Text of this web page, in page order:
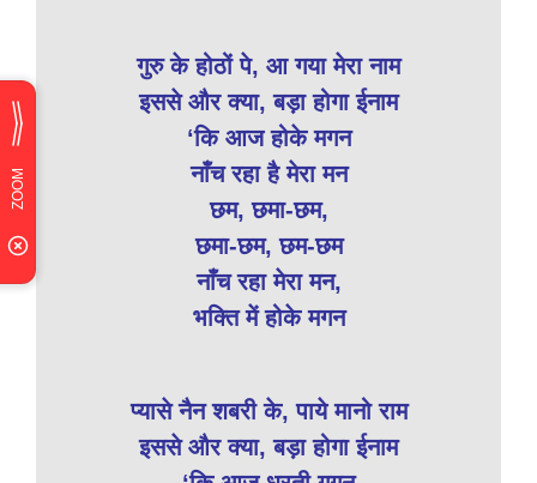
गुरु के होठों पे, आ गया मेरा नाम
इससे और क्या, बड़ा होगा ईनाम
‘कि आज होके मगन
नाँच रहा है मेरा मन
छम, छमा-छम,
छमा-छम, छम-छम
नाँच रहा मेरा मन,
भक्ति में होके मगन
प्यासे नैन शबरी के, पाये मानो राम
इससे और क्या, बड़ा होगा ईनाम